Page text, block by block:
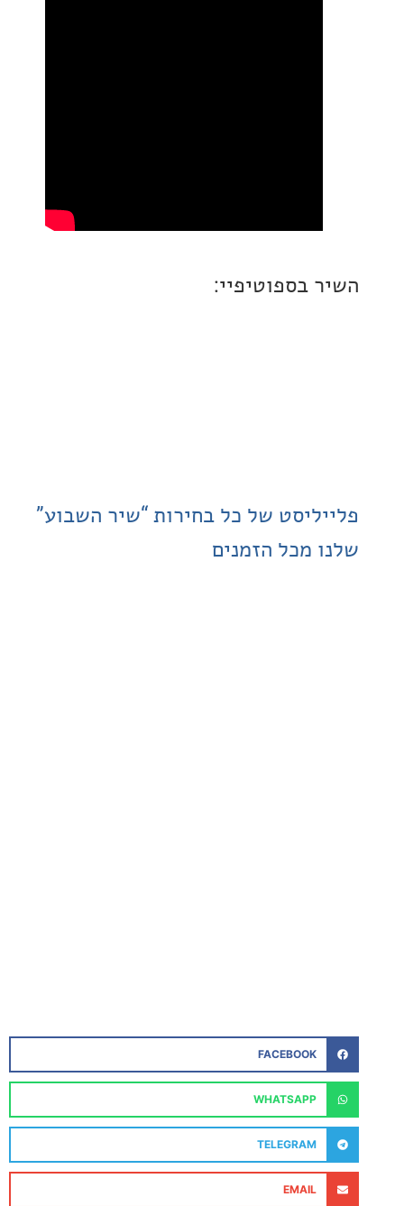
בספוטיפיי:
של כל בחירות “שיר השבוע”
מכל הזמנים
FACEBOOK
WHATSAPP
TELEGRAM